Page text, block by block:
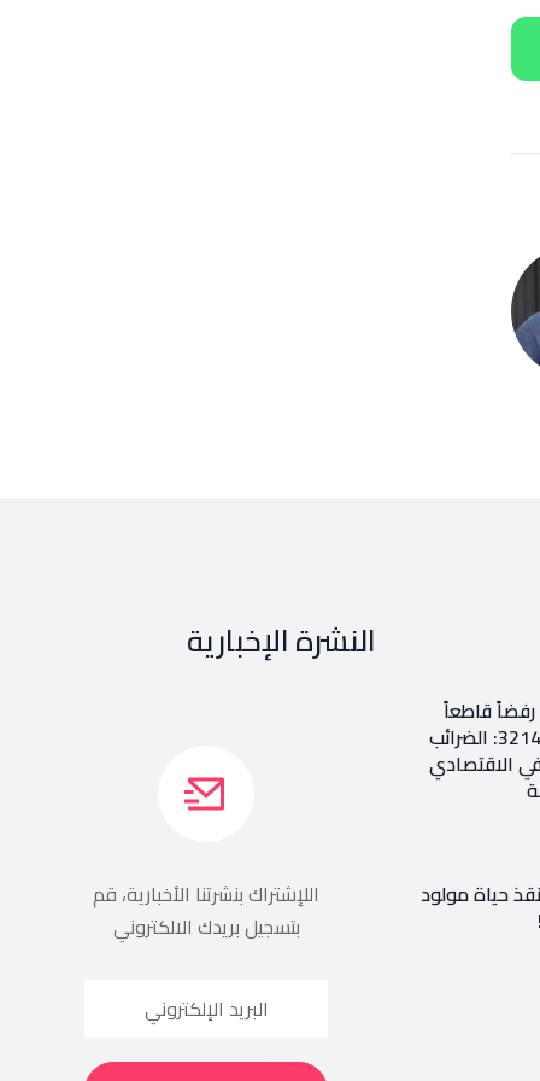
قاطعاً
إعادة طرح المرسوم 3214: الضرائب
الاقتصادي
حياة مولود
النشرة الإخبارية
اللإشتراك بنشرتنا الأخبارية، قم
بتسجيل بريدك الالكتروني